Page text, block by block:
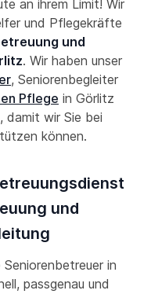
an ihrem Limit! Wir
und Pflegekräfte
und
. Wir haben unser
, Seniorenbegleiter
Pflege in Görlitz
damit wir Sie bei
können.
und
in
passgenau und